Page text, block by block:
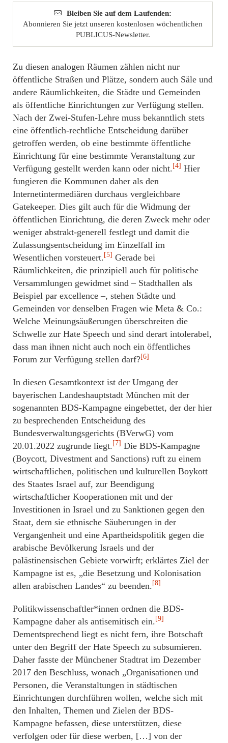
Bleiben Sie auf dem Laufenden:
Abonnieren Sie jetzt unseren kostenlosen wöchentlichen
PUBLICUS-Newsletter.
Zu diesen analogen Räumen zählen nicht nur
öffentliche Straßen und Plätze, sondern auch Säle und
andere Räumlichkeiten, die Städte und Gemeinden
als öffentliche Einrichtungen zur Verfügung stellen.
Nach der Zwei-Stufen-Lehre muss bekanntlich stets
eine öffentlich-rechtliche Entscheidung darüber
getroffen werden, ob eine bestimmte öffentliche
Einrichtung für eine bestimmte Veranstaltung zur
Verfügung gestellt werden kann oder nicht. [4] Hier
fungieren die Kommunen daher als den
Internetintermediären durchaus vergleichbare
Gatekeeper. Dies gilt auch für die Widmung der
öffentlichen Einrichtung, die deren Zweck mehr oder
weniger abstrakt-generell festlegt und damit die
Zulassungsentscheidung im Einzelfall im
Wesentlichen vorsteuert. [5] Gerade bei
Räumlichkeiten, die prinzipiell auch für politische
Versammlungen gewidmet sind – Stadthallen als
Beispiel par excellence –, stehen Städte und
Gemeinden vor denselben Fragen wie Meta & Co.:
Welche Meinungsäußerungen überschreiten die
Schwelle zur Hate Speech und sind derart intolerabel,
dass man ihnen nicht auch noch ein öffentliches
Forum zur Verfügung stellen darf?[6]
In diesen Gesamtkontext ist der Umgang der
bayerischen Landeshauptstadt München mit der
sogenannten BDS-Kampagne eingebettet, der der hier
zu besprechenden Entscheidung des
Bundesverwaltungsgerichts (BVerwG) vom
20.01.2022 zugrunde liegt. [7] Die BDS-Kampagne
(Boycott, Divestment and Sanctions) ruft zu einem
wirtschaftlichen, politischen und kulturellen Boykott
des Staates Israel auf, zur Beendigung
wirtschaftlicher Kooperationen mit und der
Investitionen in Israel und zu Sanktionen gegen den
Staat, dem sie ethnische Säuberungen in der
Vergangenheit und eine Apartheidspolitik gegen die
arabische Bevölkerung Israels und der
palästinensischen Gebiete vorwirft; erklärtes Ziel der
Kampagne ist es, „die Besetzung und Kolonisation
allen arabischen Landes“ zu beenden. [8]
Politikwissenschaftler*innen ordnen die BDS-
Kampagne daher als antisemitisch ein. [9]
Dementsprechend liegt es nicht fern, ihre Botschaft
unter den Begriff der Hate Speech zu subsumieren.
Daher fasste der Münchener Stadtrat im Dezember
2017 den Beschluss, wonach „Organisationen und
Personen, die Veranstaltungen in städtischen
Einrichtungen durchführen wollen, welche sich mit
den Inhalten, Themen und Zielen der BDS-
Kampagne befassen, diese unterstützen, diese
verfolgen oder für diese werben, […] von der